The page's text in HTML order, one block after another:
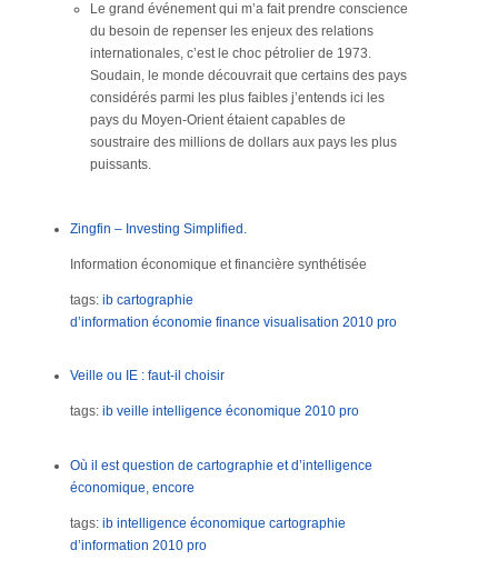
Le grand événement qui m’a fait prendre conscience
du besoin de repenser les enjeux des relations
internationales, c’est le choc pétrolier de 1973.
Soudain, le monde découvrait que certains des pays
considérés parmi les plus faibles j’entends ici les
pays du Moyen-Orient étaient capables de
soustraire des millions de dollars aux pays les plus
puissants.
Zingfin – Investing Simplified.
Information économique et financière synthétisée
tags: ib cartographie
d’information économie finance visualisation 2010 pro
Veille ou IE : faut-il choisir
tags: ib veille intelligence économique 2010 pro
Où il est question de cartographie et d’intelligence
économique, encore
tags: ib intelligence économique cartographie
d’information 2010 pro